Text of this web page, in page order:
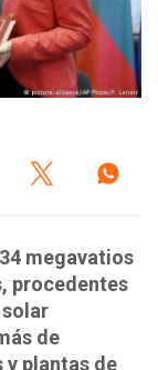
megavatios
procedentes
de
plantas de